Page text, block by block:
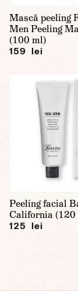
Mască peeling
Men Peeling
(100 ml)
159 lei
Peeling facial
California (120
125 lei